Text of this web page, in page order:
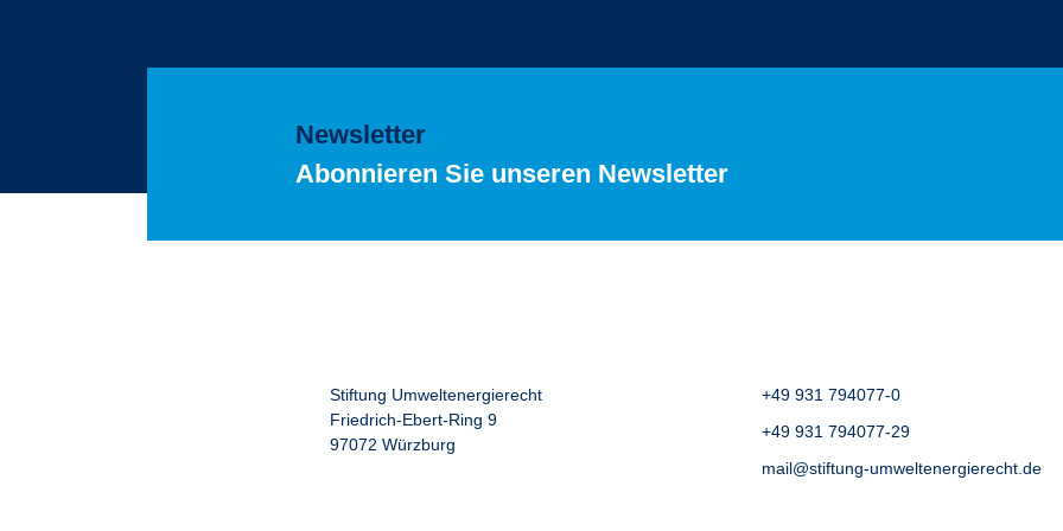
Newsletter
Abonnieren Sie unseren Newsletter
Stiftung Umweltenergierecht
Friedrich-Ebert-Ring 9
97072 Würzburg
+49 931 794077-0
+49 931 794077-29
mail@stiftung-umweltenergierecht.de